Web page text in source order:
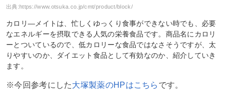
出典:https://www.otsuka.co.jp/cmt/product/block/
カロリ―メイトは、忙しくゆっくり食事ができない時でも、必要
なエネルギーを摂取できる人気の栄養食品です。商品名にカロリ
ーとついているので、低カロリーな食品ではなさそうですが、太
りやすいのか、ダイエット食品として有効なのか、紹介していき
ます。
※今回参考にした大塚製薬のHPはこちら です。